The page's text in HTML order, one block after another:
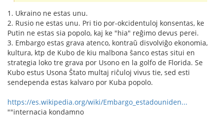
1. Ukraino ne estas unu.
2. Rusio ne estas unu. Pri tio por-okcidentuloj konsentas, ke
Putin ne estas sia popolo, kaj ke "hia" reĝimo devus perei.
3. Embargo estas grava atenco, kontraŭ disvolviĝo ekonomia,
kultura, ktp de Kubo de kiu malbona ŝanco estas situi en
strategia loko tre grava por Usono en la golfo de Florida. Se
Kubo estus Usona Ŝtato multaj riĉuloj vivus tie, sed esti
sendependa estas kalvaro por Kuba popolo.
https://es.wikipedia.org/wiki/Embargo_estadouniden...
""internacia kondamno